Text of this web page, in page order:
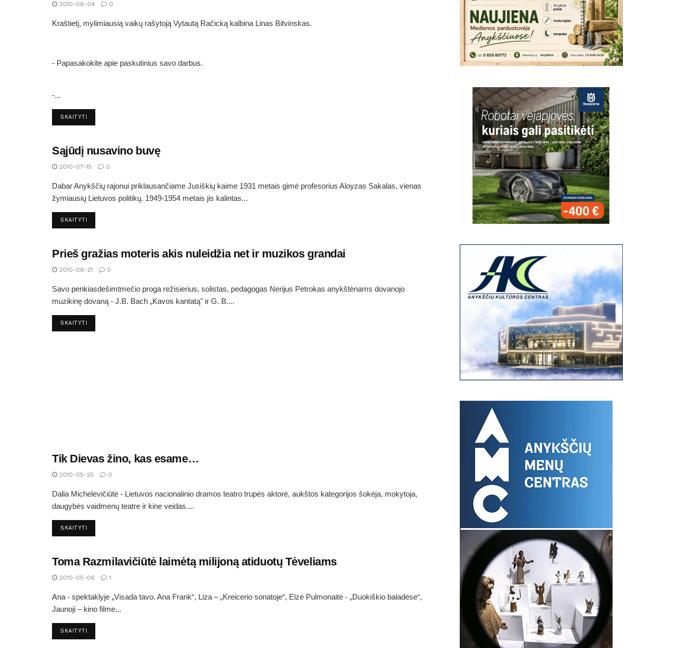
2010-08-04 0
Kraštietį, mylimiausią vaikų rašytoją Vytautą Račicką kalbina Linas Bitvinskas.
- Papasakokite apie paskutinius savo darbus.
-...
SKAITYTI
ARTIMI IR TOLIMI ANYKŠTĖNAI
Sąjūdį nusavino buvę
2010-07-15 0
Dabar Anykščių rajonui priklausančiame Jusiškių kaime 1931 metais gimė profesorius Aloyzas Sakalas, vienas
žymiausių Lietuvos politikų. 1949-1954 metais jis kalintas...
SKAITYTI
ARTIMI IR TOLIMI ANYKŠTĖNAI
Prieš gražias moteris akis nuleidžia net ir muzikos grandai
2010-06-21 0
Savo penkiasdešimtmečio proga režisierius, solistas, pedagogas Nerijus Petrokas anykštėnams dovanojo
muzikinę dovaną - J.B. Bach „Kavos kantatą" ir G. B....
SKAITYTI
ARTIMI IR TOLIMI ANYKŠTĖNAI
Tik Dievas žino, kas esame…
2010-05-25 0
Dalia Michelevičiūtė - Lietuvos nacionalinio dramos teatro trupės aktorė, aukštos kategorijos šokėja, mokytoja,
daugybės vaidmenų teatre ir kine veidas....
SKAITYTI
ARTIMI IR TOLIMI ANYKŠTĖNAI
Toma Razmilavičiūtė laimėtą milijoną atiduotų Tėveliams
2010-05-06 1
Ana - spektaklyje „Visada tavo. Ana Frank“, Liza – „Kreicerio sonatoje“, Elzė Pulmonaitė - „Duokiškio baladėse“,
Jaunoji – kino filme...
SKAITYTI